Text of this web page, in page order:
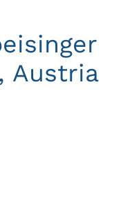
Austria